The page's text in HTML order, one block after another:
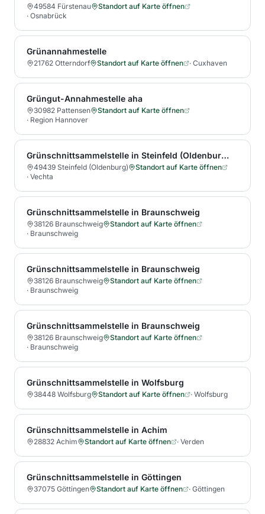
49584 Fürstenau
Standort auf Karte öffnen
· Osnabrück
Grünannahmestelle
21762 Otterndorf Standort auf Karte öffnen · Cuxhaven
Grüngut-Annahmestelle aha
30982 Pattensen
Standort auf Karte öffnen
· Region Hannover
Grünschnittsammelstelle in Steinfeld (Oldenburg)
49439 Steinfeld (Oldenburg)
Standort auf Karte öffnen
· Vechta
Grünschnittsammelstelle in Braunschweig
38126 Braunschweig
Standort auf Karte öffnen
· Braunschweig
Grünschnittsammelstelle in Braunschweig
38126 Braunschweig
Standort auf Karte öffnen
· Braunschweig
Grünschnittsammelstelle in Braunschweig
38126 Braunschweig
Standort auf Karte öffnen
· Braunschweig
Grünschnittsammelstelle in Wolfsburg
38448 Wolfsburg Standort auf Karte öffnen · Wolfsburg
Grünschnittsammelstelle in Achim
28832 Achim Standort auf Karte öffnen · Verden
Grünschnittsammelstelle in Göttingen
37075 Göttingen Standort auf Karte öffnen · Göttingen